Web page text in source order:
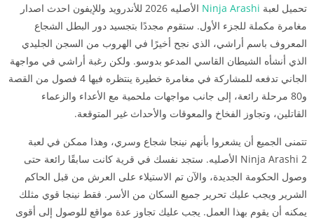
تحميل لعبة
الأصليه 2026 للأندرويد وللإيفون احدث اصدار
مغامرة مكملة للجزء الأول. ستقوم مجددًا بتجسيد دور البطل الشجاع
المعروف باسم أراشي، الذي نجح أخيرًا في الهروب من السجن الجليدي
الذي أنشأه الشيطان القاسي المدعو بدوسو. ولكن رغبة أراشي في مواجهة
الجاني تدفعه للمشاركة في مغامرة خطيرة ينتظره فيها 4 فصول من القصة
و80 مرحلة رائعة، إلى جانب مواجهات ملحمية مع الأعداء والزعماء
القاتلين، وتجاوز الفخاخ والمعوقات والأحداث غير المتوقعة.
تتمنى الجميع أن يشعروا بأنهم نينجا شجاع وسري، وهذا ممكن في لعبة
Ninja Arashi 2 الأصليه. ستجد نفسك في قرية كانت سابقًا رائعة حتى
وصول الحكومة الجديدة، والآن تم الاستيلاء على العرش من قبل الحاكم
الشرير ويجب عليك تحرير جميع السكان من الأسر. فقط نينجا قوي مثلك
يمكنه أن يقوم بهذا العمل. يجب عليك تجاوز عدة مواقع للوصول إلى أقوى